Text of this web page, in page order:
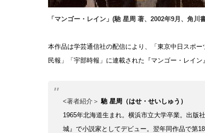
「マンゴー・レイン」(馳 星周 著、2002年9月、角川書
本作品は学芸通信社の配信により、「東京中日スポー
民報」「宇部時報」に連載された『マンゴー・レイン』
<著者紹介＞馳 星周
（はせ・せいしゅう）
1965年北海道生まれ。横浜市立大学卒業。出版
城』で小説家としてデビュー。翌年同作品で第